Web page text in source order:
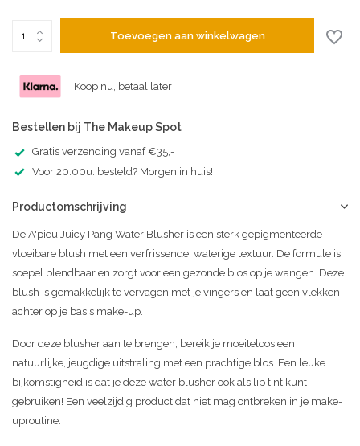
Toevoegen aan winkelwagen
Koop nu, betaal later
Bestellen bij The Makeup Spot
Gratis verzending vanaf €35,-
Voor 20:00u. besteld? Morgen in huis!
Productomschrijving
De A'pieu Juicy Pang Water Blusher is een sterk gepigmenteerde
vloeibare blush met een verfrissende, waterige textuur. De formule is
soepel blendbaar en zorgt voor een gezonde blos op je wangen. Deze
blush is gemakkelijk te vervagen met je vingers en laat geen vlekken
achter op je basis make-up.
Door deze blusher aan te brengen, bereik je moeiteloos een
natuurlijke, jeugdige uitstraling met een prachtige blos. Een leuke
bijkomstigheid is dat je deze water blusher ook als lip tint kunt
gebruiken! Een veelzijdig product dat niet mag ontbreken in je make-
uproutine.